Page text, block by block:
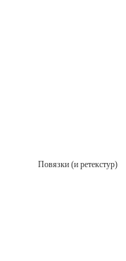
Повязки (и ретекстур)